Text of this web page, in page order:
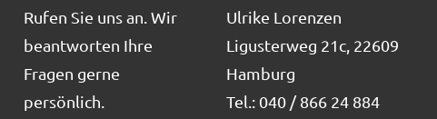
Rufen Sie uns an. Wir
beantworten Ihre
Fragen gerne
persönlich.
Ulrike Lorenzen
Ligusterweg 21c, 22609
Hamburg
Tel.: 040 / 866 24 884